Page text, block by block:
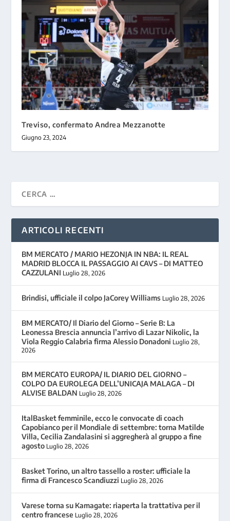
Treviso, confermato Andrea Mezzanotte
Giugno 23, 2024
ARTICOLI RECENTI
BM MERCATO / MARIO HEZONJA IN NBA: IL REAL
MADRID BLOCCA IL PASSAGGIO AI CAVS – DI MATTEO
CAZZULANI Luglio 28, 2026
Brindisi, ufficiale il colpo JaCorey Williams Luglio 28, 2026
BM MERCATO/ Il Diario del Giorno – Serie B: La
Leonessa Brescia annuncia l’arrivo di Lazar Nikolic, la
Viola Reggio Calabria firma Alessio Donadoni Luglio 28,
2026
BM MERCATO EUROPA/ IL DIARIO DEL GIORNO –
COLPO DA EUROLEGA DELL’UNICAJA MALAGA – DI
ALVISE BALDAN Luglio 28, 2026
ItalBasket femminile, ecco le convocate di coach
Capobianco per il Mondiale di settembre: torna Matilde
Villa, Cecilia Zandalasini si aggregherà al gruppo a fine
agosto Luglio 28, 2026
Basket Torino, un altro tassello a roster: ufficiale la
firma di Francesco Scandiuzzi Luglio 28, 2026
Varese torna su Kamagate: riaperta la trattativa per il
centro francese Luglio 28, 2026